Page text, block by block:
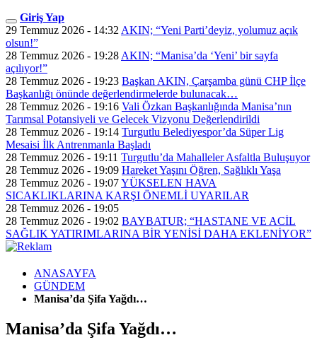
Giriş Yap
29 Temmuz 2026 - 14:32 AKIN; “Yeni Parti’deyiz, yolumuz açık
olsun!”
28 Temmuz 2026 - 19:28 AKIN; “Manisa’da ‘Yeni’ bir sayfa
açılıyor!”
28 Temmuz 2026 - 19:23 Başkan AKIN, Çarşamba günü CHP İlçe
Başkanlığı önünde değerlendirmelerde bulunacak…
28 Temmuz 2026 - 19:16 Vali Özkan Başkanlığında Manisa’nın
Tarımsal Potansiyeli ve Gelecek Vizyonu Değerlendirildi
28 Temmuz 2026 - 19:14 Turgutlu Belediyespor’da Süper Lig
Mesaisi İlk Antrenmanla Başladı
28 Temmuz 2026 - 19:11 Turgutlu’da Mahalleler Asfaltla Buluşuyor
28 Temmuz 2026 - 19:09 Hareket Yaşını Öğren, Sağlıklı Yaşa
28 Temmuz 2026 - 19:07YÜKSELEN HAVA
SICAKLIKLARINA KARŞI ÖNEMLİ UYARILAR
28 Temmuz 2026 - 19:05
28 Temmuz 2026 - 19:02 BAYBATUR; “HASTANE VE ACİL
SAĞLIK YATIRIMLARINA BİR YENİSİ DAHA EKLENİYOR”
ANASAYFA
GÜNDEM
Manisa’da Şifa Yağdı…
Manisa’da Şifa Yağdı…